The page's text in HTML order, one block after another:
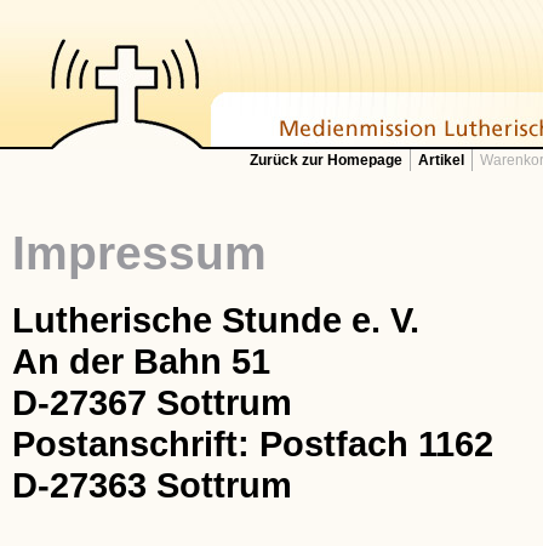
Zurück zur Homepage Artikel
Impressum
Lutherische Stunde e. V.
An der Bahn 51
D-27367 Sottrum
Postanschrift: Postfach 1162
D-27363 Sottrum